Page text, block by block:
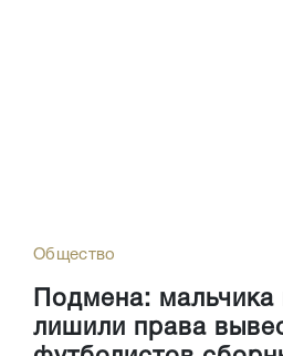
Общество
Подмена:
лишили права